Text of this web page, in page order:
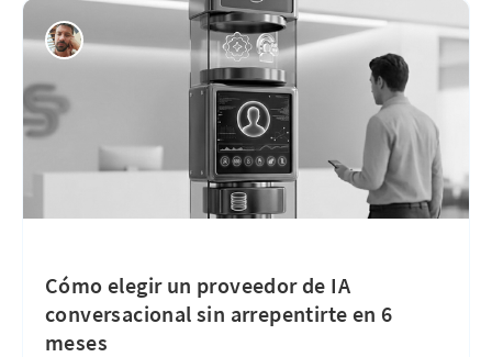
Cómo elegir un proveedor de IA
conversacional sin arrepentirte en 6
meses